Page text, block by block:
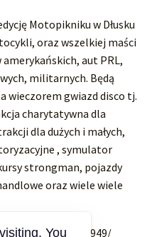
Motopikniku w Dłusku
oraz wszelkiej maści
aut PRL,
militarnych. Będą
wieczorem gwiazd disco tj.
charytatywna dla
dla dużych i małych,
, symulator
strongman, pojazdy
oraz wiele wiele
921077549570949/
You